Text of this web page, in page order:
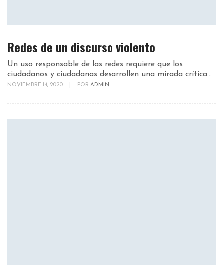
Redes de un discurso violento
Un uso responsable de las redes requiere que los
ciudadanos y ciudadanas desarrollen una mirada crítica...
NOVIEMBRE 14, 2020 POR ADMIN